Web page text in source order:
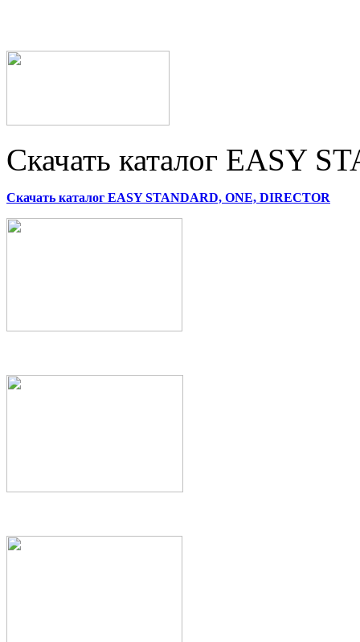
Скачать каталог EASY
Скачать каталог EASY STANDARD, ONE, DIRECTOR